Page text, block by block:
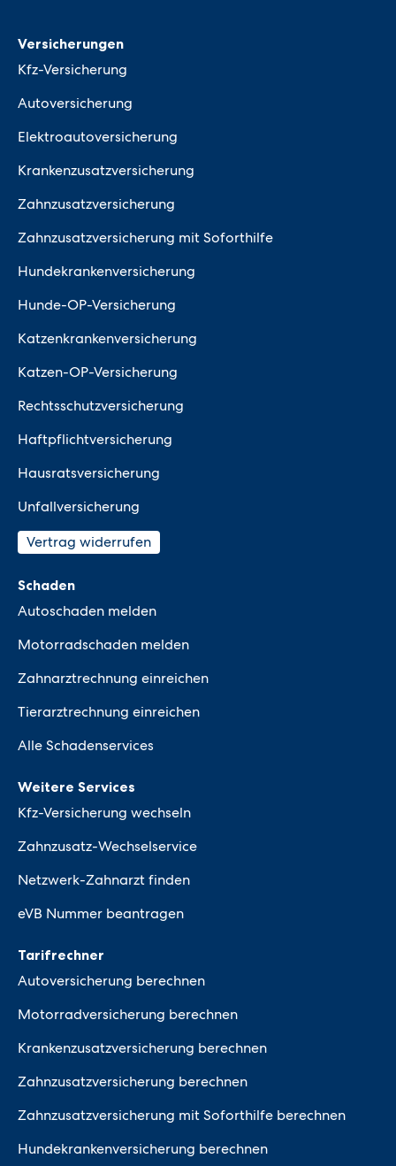
Versicherungen
Kfz-Versicherung
Autoversicherung
Elektroautoversicherung
Krankenzusatzversicherung
Zahnzusatzversicherung
Zahnzusatzversicherung mit Soforthilfe
Hundekrankenversicherung
Hunde-OP-Versicherung
Katzenkrankenversicherung
Katzen-OP-Versicherung
Rechtsschutzversicherung
Haftpflichtversicherung
Hausratsversicherung
Unfallversicherung
Vertrag widerrufen
Schaden
Autoschaden melden
Motorradschaden melden
Zahnarztrechnung einreichen
Tierarztrechnung einreichen
Alle Schadenservices
Weitere Services
Kfz-Versicherung wechseln
Zahnzusatz-Wechselservice
Netzwerk-Zahnarzt finden
eVB Nummer beantragen
Tarifrechner
Autoversicherung berechnen
Motorradversicherung berechnen
Krankenzusatzversicherung berechnen
Zahnzusatzversicherung berechnen
Zahnzusatzversicherung mit Soforthilfe berechnen
Hundekrankenversicherung berechnen